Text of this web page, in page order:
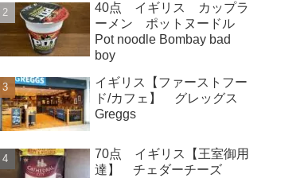
40点 イギリス カップラ
ーメン ポットヌードル
Pot noodle Bombay bad
boy
イギリス【ファーストフー
ド/カフェ】 グレッグス
Greggs
70点 イギリス【王室御用
達】 チェダーチーズ